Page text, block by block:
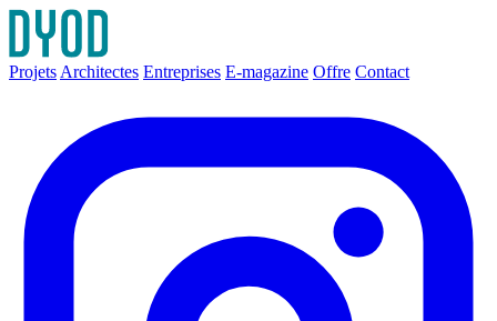
Projets Architectes Entreprises E-magazine Offre Contact